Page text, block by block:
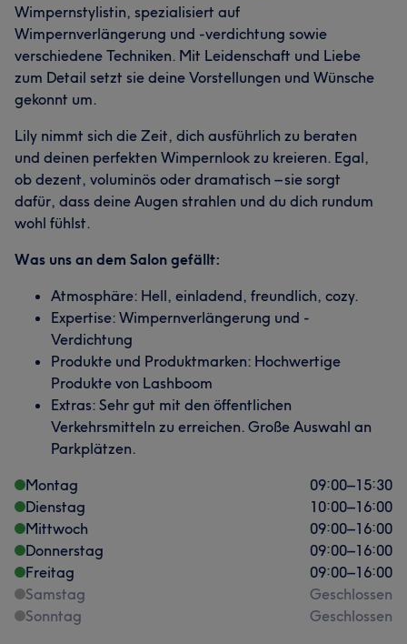
Wimpernstylistin, spezialisiert auf
Wimpernverlängerung und -verdichtung sowie
verschiedene Techniken. Mit Leidenschaft und Liebe
zum Detail setzt sie deine Vorstellungen und Wünsche
gekonnt um.
Lily nimmt sich die Zeit, dich ausführlich zu beraten
und deinen perfekten Wimpernlook zu kreieren. Egal,
ob dezent, voluminös oder dramatisch – sie sorgt
dafür, dass deine Augen strahlen und du dich rundum
wohl fühlst.
Was uns an dem Salon gefällt:
Atmosphäre: Hell, einladend, freundlich, cozy.
Expertise: Wimpernverlängerung und -
Verdichtung
Produkte und Produktmarken: Hochwertige
Produkte von Lashboom
Extras: Sehr gut mit den öffentlichen
Verkehrsmitteln zu erreichen. Große Auswahl an
Parkplätzen.
Montag
09:00–15:30
Dienstag
10:00–16:00
Mittwoch
09:00–16:00
Donnerstag
09:00–16:00
Freitag
09:00–16:00
Samstag
Geschlossen
Sonntag
Geschlossen